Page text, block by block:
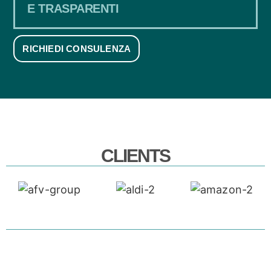
E TRASPARENTI
RICHIEDI CONSULENZA
CLIENTS